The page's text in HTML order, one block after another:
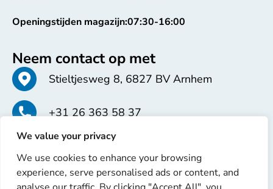
We value your privacy
We use cookies to enhance your browsing
experience, serve personalised ads or content, and
Openingstijden magazijn:07:30-16:00
Neem contact op met
Stieltjesweg 8, 6827 BV Arnhem
+31 26 363 58 37
info@erren.com